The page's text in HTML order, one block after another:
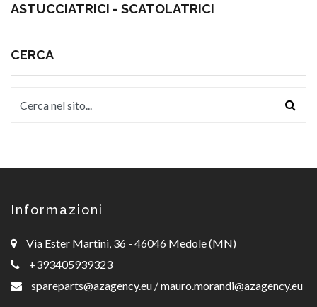
ASTUCCIATRICI - SCATOLATRICI
CERCA
Informazioni
Via Ester Martini, 36 - 46046 Medole (MN)
+393405939323
spareparts@azagency.eu /mauro.morandi@azagency.eu